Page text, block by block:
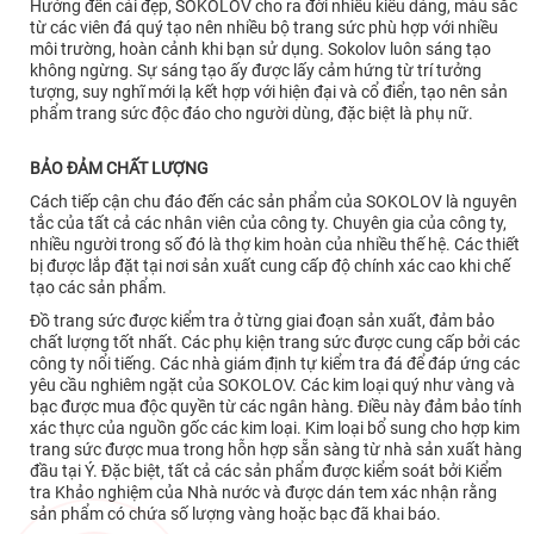
Hướng đến cái đẹp, SOKOLOV cho ra đời nhiều kiểu dáng, màu sắc
từ các viên đá quý tạo nên nhiều bộ trang sức phù hợp với nhiều
môi trường, hoàn cảnh khi bạn sử dụng. Sokolov luôn sáng tạo
không ngừng. Sự sáng tạo ấy được lấy cảm hứng từ trí tưởng
tượng, suy nghĩ mới lạ kết hợp với hiện đại và cổ điển, tạo nên sản
phẩm trang sức độc đáo cho người dùng, đặc biệt là phụ nữ.
BẢO ĐẢM CHẤT LƯỢNG
Cách tiếp cận chu đáo đến các sản phẩm của SOKOLOV là nguyên
tắc của tất cả các nhân viên của công ty. Chuyên gia của công ty,
nhiều người trong số đó là thợ kim hoàn của nhiều thế hệ. Các thiết
bị được lắp đặt tại nơi sản xuất cung cấp độ chính xác cao khi chế
tạo các sản phẩm.
Đồ trang sức được kiểm tra ở từng giai đoạn sản xuất, đảm bảo
chất lượng tốt nhất. Các phụ kiện trang sức được cung cấp bởi các
công ty nổi tiếng. Các nhà giám định tự kiểm tra đá để đáp ứng các
yêu cầu nghiêm ngặt của SOKOLOV. Các kim loại quý như vàng và
bạc được mua độc quyền từ các ngân hàng. Điều này đảm bảo tính
xác thực của nguồn gốc các kim loại. Kim loại bổ sung cho hợp kim
trang sức được mua trong hỗn hợp sẵn sàng từ nhà sản xuất hàng
đầu tại Ý. Đặc biệt, tất cả các sản phẩm được kiểm soát bởi Kiểm
tra Khảo nghiệm của Nhà nước và được dán tem xác nhận rằng
sản phẩm có chứa số lượng vàng hoặc bạc đã khai báo.